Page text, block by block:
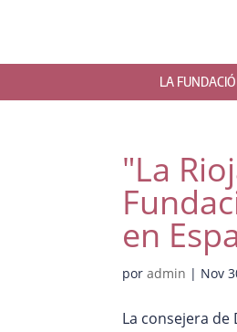
LA
"La
en
poradmin | Nov
La consejera